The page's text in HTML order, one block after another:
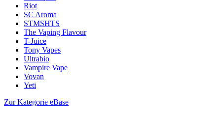
Riot
SC Aroma
STMSHTS
The Vaping Flavour
T-Juice
Tony Vapes
Ultrabio
Vampire Vape
Vovan
Yeti
Zur Kategorie eBase